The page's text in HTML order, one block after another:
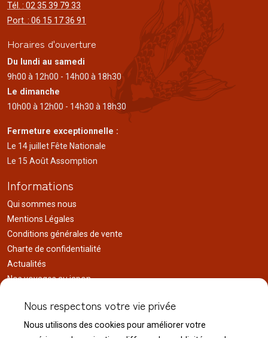
Tél. : 02 35 39 79 33
Port. : 06 15 17 36 91
Horaires d'ouverture
Du lundi au samedi
9h00 à 12h00 - 14h00 à 18h30
Le dimanche
10h00 à 12h00 - 14h30 à 18h30
Fermeture exceptionnelle :
Le 14 juillet Fête Nationale
Le 15 Août Assomption
Informations
Qui sommes nous
Mentions Légales
Conditions générales de vente
Charte de confidentialité
Actualités
Nos voyages au japon
Liens utiles
Service client
Nous respectons votre vie privée
Nous utilisons des cookies pour améliorer votre